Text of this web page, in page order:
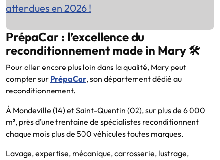
attendues en 2026 !
PrépaCar : l’excellence du
reconditionnement made in Mary 🛠️
Pour aller encore plus loin dans la qualité, Mary peut
compter sur PrépaCar, son département dédié au
reconditionnement.
À Mondeville (14) et Saint-Quentin (02), sur plus de 6 000
m², près d’une trentaine de spécialistes reconditionnent
chaque mois plus de 500 véhicules toutes marques.
Lavage, expertise, mécanique, carrosserie, lustrage,